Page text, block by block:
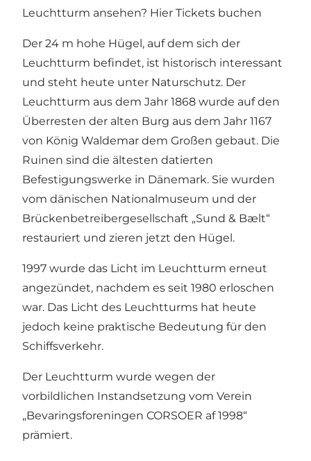
Leuchtturm ansehen? Hier Tickets buchen
Der 24 m hohe Hügel, auf dem sich der
Leuchtturm befindet, ist historisch interessant
und steht heute unter Naturschutz. Der
Leuchtturm aus dem Jahr 1868 wurde auf den
Überresten der alten Burg aus dem Jahr 1167
von König Waldemar dem Großen gebaut. Die
Ruinen sind die ältesten datierten
Befestigungswerke in Dänemark. Sie wurden
vom dänischen Nationalmuseum und der
Brückenbetreibergesellschaft „Sund & Bælt“
restauriert und zieren jetzt den Hügel.
1997 wurde das Licht im Leuchtturm erneut
angezündet, nachdem es seit 1980 erloschen
war. Das Licht des Leuchtturms hat heute
jedoch keine praktische Bedeutung für den
Schiffsverkehr.
Der Leuchtturm wurde wegen der
vorbildlichen Instandsetzung vom Verein
„Bevaringsforeningen CORSOER af 1998“
prämiert.